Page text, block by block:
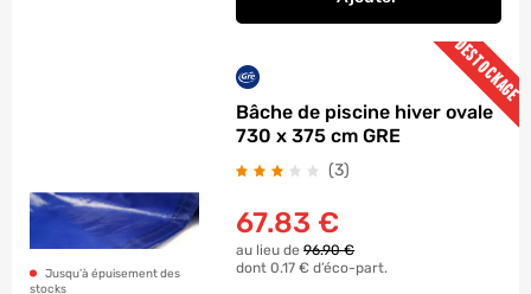
DESTOCKAGE
Jusqu’à épuisement des
stocks
Bâche de piscine hiver ovale
730 x 375 cm GRE
(3)
67.83 €
au lieu de96.90 €
dont 0.17 € d’éco-part.